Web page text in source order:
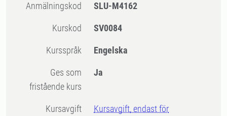
Anmälningskod SLU-M4162
Kurskod SV0084
Kursspråk Engelska
Ges som
fristående kurs
Ja
Kursavgift
Kursavgift, endast för